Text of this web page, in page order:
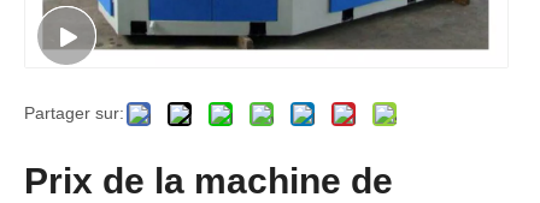
Partager sur:
Prix ​​de la machine de